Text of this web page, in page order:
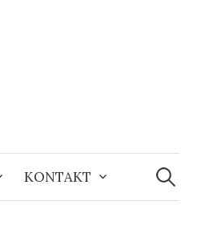
KONTAKT
Suchen
nach: